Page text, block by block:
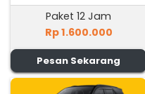
Paket 12 Jam
Rp 1.600.000
Pesan Sekarang